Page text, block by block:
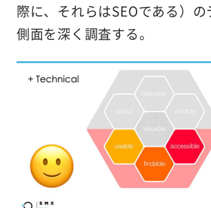
際に、それらはSEOである）
側面を深く調査する。